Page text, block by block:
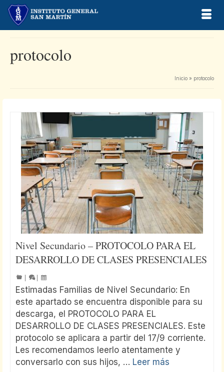
protocolo
Inicio » protocolo
Nivel Secundario – PROTOCOLO PARA EL
DESARROLLO DE CLASES PRESENCIALES
Estimadas Familias de Nivel Secundario: En
este apartado se encuentra disponible para su
descarga, el PROTOCOLO PARA EL
DESARROLLO DE CLASES PRESENCIALES. Este
protocolo se aplicara a partir del 17/9 corriente.
Les recomendamos leerlo atentamente y
conversarlo con sus hijos, … Leer más